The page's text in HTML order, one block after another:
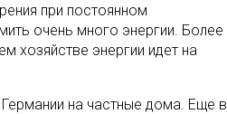
при постоянном
очень много энергии. Более
хозяйстве энергии идет на
на частные дома. Еще в